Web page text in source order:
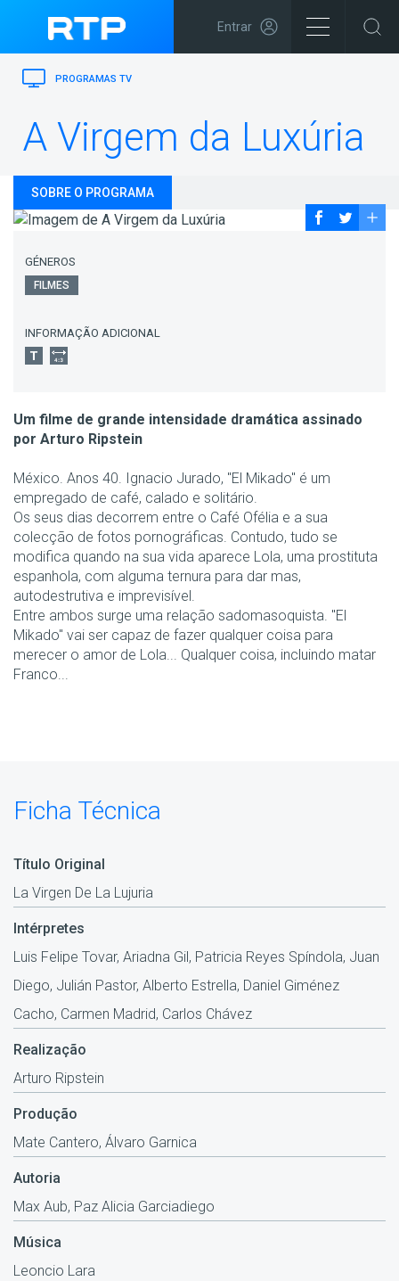
Entrar
PROGRAMAS TV
A Virgem da Luxúria
SOBRE O PROGRAMA
GÉNEROS
FILMES
INFORMAÇÃO ADICIONAL
Um filme de grande intensidade dramática assinado
por Arturo Ripstein
México. Anos 40. Ignacio Jurado, "El Mikado" é um
empregado de café, calado e solitário.
Os seus dias decorrem entre o Café Ofélia e a sua
colecção de fotos pornográficas. Contudo, tudo se
modifica quando na sua vida aparece Lola, uma prostituta
espanhola, com alguma ternura para dar mas,
autodestrutiva e imprevisível.
Entre ambos surge uma relação sadomasoquista. "El
Mikado" vai ser capaz de fazer qualquer coisa para
merecer o amor de Lola... Qualquer coisa, incluindo matar
Franco...
Ficha Técnica
Título Original
La Virgen De La Lujuria
Intérpretes
Luis Felipe Tovar, Ariadna Gil, Patricia Reyes Spíndola, Juan
Diego, Julián Pastor, Alberto Estrella, Daniel Giménez
Cacho, Carmen Madrid, Carlos Chávez
Realização
Arturo Ripstein
Produção
Mate Cantero, Álvaro Garnica
Autoria
Max Aub, Paz Alicia Garciadiego
Música
Leoncio Lara